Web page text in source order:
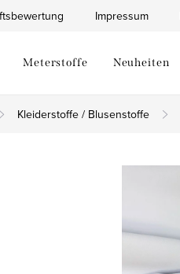
Impressum
Meterstoffe Neuheiten
Kleiderstoffe / Blusenstoffe